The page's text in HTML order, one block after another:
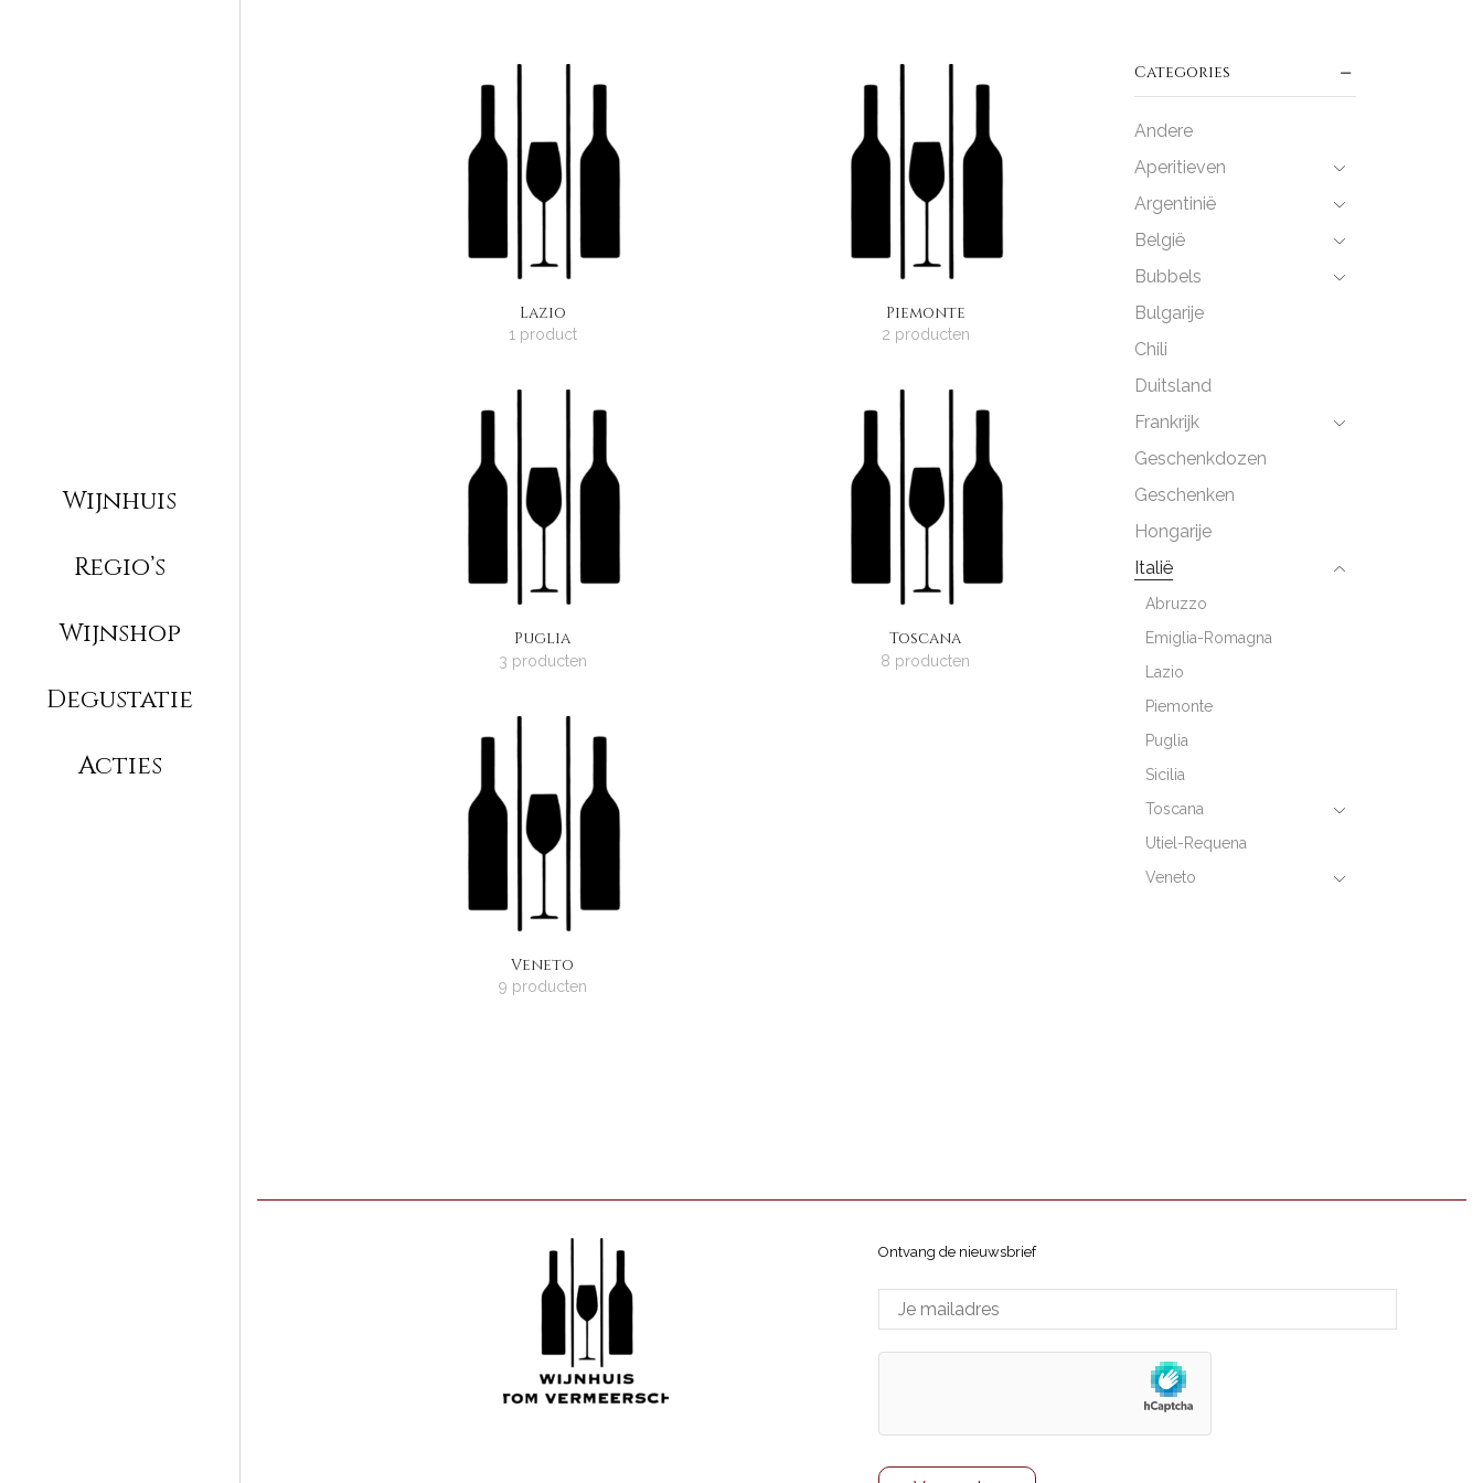
Wijnhuis
Regio’s
Wijnshop
Degustatie
Acties
Lazio
1 product
Piemonte
2 producten
Puglia
3 producten
Toscana
8 producten
Veneto
9 producten
Categories
Andere
Aperitieven
Argentinië
België
Bubbels
Bulgarije
Chili
Duitsland
Frankrijk
Geschenkdozen
Geschenken
Hongarije
Italië
Abruzzo
Emiglia-Romagna
Lazio
Piemonte
Puglia
Sicilia
Toscana
Utiel-Requena
Veneto
Verenigde Staten
Nationale
Wijn van de maand
Zuid-Afrika
Ontvang de nieuwsbrief